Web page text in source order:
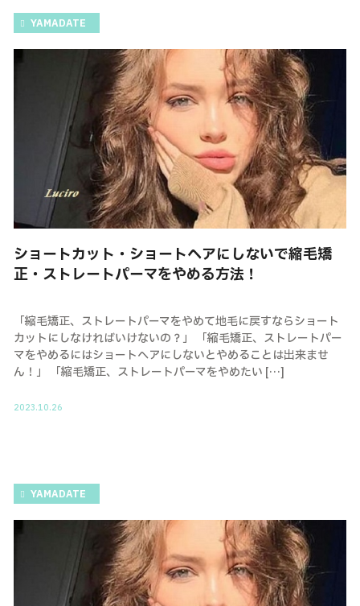
YAMADATE
ショートカット・ショートヘアにしないで縮毛矯
正・ストレートパーマをやめる方法！
「縮毛矯正、ストレートパーマをやめて地毛に戻すならショート
カットにしなければいけないの？」 「縮毛矯正、ストレートパー
マをやめるにはショートヘアにしないとやめることは出来ませ
ん！」 「縮毛矯正、ストレートパーマをやめたい […]
2023.10.26
YAMADATE